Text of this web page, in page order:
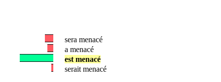
sera menacé
a menacé
est menacé
serait menacé